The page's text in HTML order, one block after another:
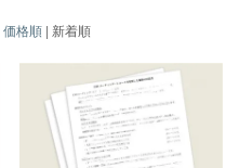
価格順| 新着順